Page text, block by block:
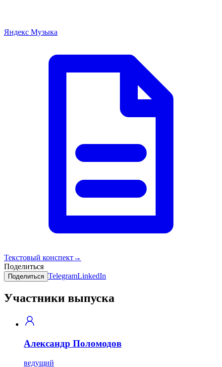
Яндекс Музыка
Текстовый конспект→
Поделиться
Поделиться TelegramLinkedIn
Участники выпуска
Александр Поломодов
ведущий